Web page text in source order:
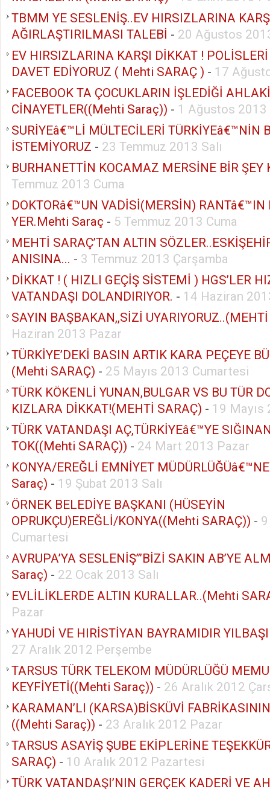
TBMM YE SESLENİŞ..EV HIRSIZLARINA
AĞIRLAŞTIRILMASI TALEBİ - 20 Ağustos
EV HIRSIZLARINA KARŞI DİKKAT !
DAVET EDİYORUZ ( Mehti SARAÇ ) - 17
FACEBOOK TA ÇOCUKLARIN İŞLEDİĞİ AHLAKİ
CİNAYETLER((Mehti Saraç)) - 1 Ağustos 2013
SURİYEâ€™Lİ MÜLTECİLERİ TÜRKİYEâ€™NİN
İSTEMİYORUZ - 23 Temmuz 2013 Salı
BURHANETTİN KOCAMAZ MERSİNE BİR ŞEY
Temmuz 2013 Cuma
DOKTORâ€™UN VADİSİ(MERSİN)
YER.Mehti Saraç - 5 Temmuz 2013 Cuma
MEHTİ SARAÇ’TAN ALTIN
ANISINA... - 3 Temmuz 2013 Çarşamba
DİKKAT ! ( HIZLI GEÇİŞ SİSTEMİ ) HGS’LER
VATANDAŞI DOLANDIRIYOR. - 14 Haziran
SAYIN BAŞBAKAN,,SİZİ
Haziran 2013 Pazar
TÜRKİYE’DEKİ BASIN ARTIK KARA PEÇEYE
(Mehti SARAÇ) - 25 Mayıs 2013 Cumartesi
TÜRK KÖKENLİ YUNAN,BULGAR VS BU TÜR
KIZLARA DİKKAT!(MEHTİ SARAÇ) - 19 Mayıs
TÜRK VATANDAŞI AÇ,TÜRKİYEâ€™YE
TOK((Mehti SARAÇ)) - 24 Mart 2013 Pazar
KONYA/EREĞLİ EMNİYET
Saraç) - 19 Şubat 2013 Salı
ÖRNEK BELEDİYE BAŞKANI (HÜSEYİN
OPRUKÇU)EREĞLİ/KONYA((Mehti SARAÇ)) -
Cumartesi
AVRUPA’YA SESLENİŞ’’’BİZİ SAKIN AB’YE
Saraç) - 22 Ocak 2013 Salı
EVLİLİKLERDE ALTIN KURALLAR..(Mehti
Pazar
YAHUDİ VE HIRİSTİYAN BAYRAMIDIR
27 Aralık 2012 Perşembe
TARSUS TÜRK TELEKOM MÜDÜRLÜĞÜ
KEYFİYETİ((Mehti Saraç)) - 26 Aralık 2012
KARAMAN’LI (KARSA)BİSKÜVİ
((Mehti Saraç)) - 23 Aralık 2012 Pazar
TARSUS ASAYİŞ ŞUBE EKİPLERİNE
SARAÇ) - 10 Aralık 2012 Pazartesi
TÜRK VATANDAŞI’NIN GERÇEK KADERİ VE